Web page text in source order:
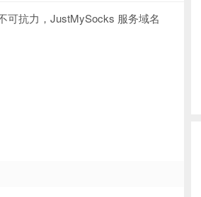
可抗力，JustMySocks 服务域名